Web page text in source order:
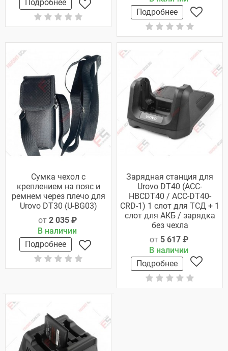
Подробнее
Подробнее
Сумка чехол с
креплением на пояс и
ремнем через плечо для
Urovo DT30 (U-BG03)
от 2 035 ₽
В наличии
Подробнее
Зарядная станция для
Urovo DT40 (ACC-
HBCDT40 / ACC-DT40-
CRD-1) 1 слот для ТСД + 1
слот для АКБ / зарядка
без чехла
от 5 617 ₽
В наличии
Подробнее